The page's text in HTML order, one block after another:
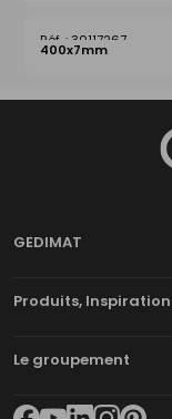
30117267
400x7mm
GEDIMAT
Produits,
Le groupement